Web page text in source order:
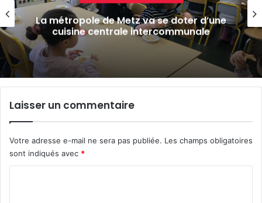
Concours de la meilleure soupe de Metz
2025 : les inscriptions sont ouvertes
Laisser un commentaire
Votre adresse e-mail ne sera pas publiée. Les champs obligatoires
sont indiqués avec *